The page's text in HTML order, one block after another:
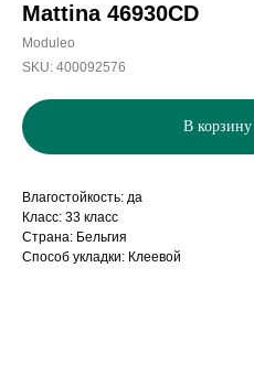
Mattina 46930CD
Moduleo
SKU: 400092576
В корзину
Влагостойкость: да
Класс: 33 класс
Страна: Бельгия
Способ укладки: Клеевой